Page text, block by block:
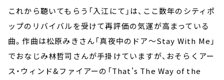
これから聴いてもらう「入江にて」は、ここ数年のシティポ
ップのリバイバルを受けて再評価の気運が高まっている
曲。作曲は松原みきさん「真夜中のドア～Stay With Me」
でおなじみ林哲司さんが手掛けていますが、おそらくアー
ス・ウィンド&ファイアーの「That's The Way of the